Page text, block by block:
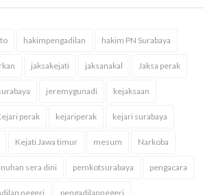
hakimpengadilan hakim PN Surabaya
jaksakejati jaksanakal Jaksa perak
jeremygunadi kejaksaan
perak kejariperak kejari surabaya
Kejati Jawa timur mesum Narkoba
sera dini pemkotsurabaya pengacara
negeri pengadilannegeri